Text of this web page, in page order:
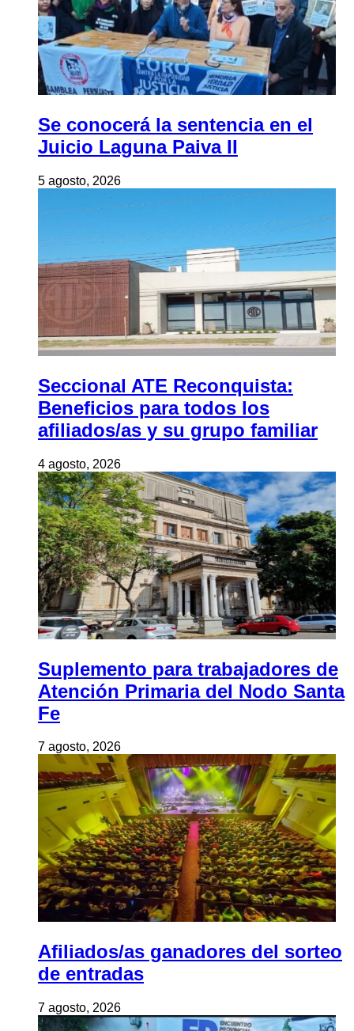
Se conocerá la sentencia en el
Juicio Laguna Paiva II
5 agosto, 2026
Seccional ATE Reconquista:
Beneficios para todos los
afiliados/as y su grupo familiar
4 agosto, 2026
Suplemento para trabajadores de
Atención Primaria del Nodo Santa
Fe
7 agosto, 2026
Afiliados/as ganadores del sorteo
de entradas
7 agosto, 2026